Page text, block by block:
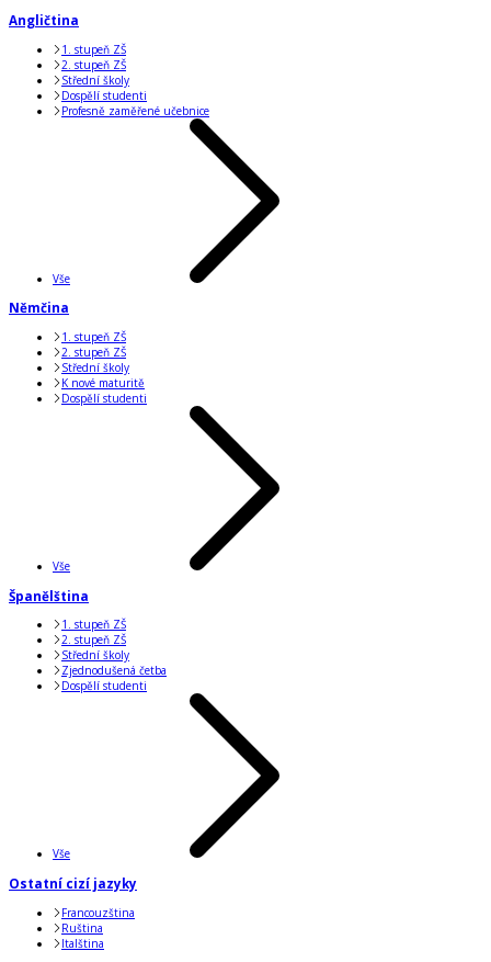
Angličtina
1. stupeň ZŠ
2. stupeň ZŠ
Střední školy
Dospělí studenti
Profesně zaměřené učebnice
Vše
Němčina
1. stupeň ZŠ
2. stupeň ZŠ
Střední školy
K nové maturitě
Dospělí studenti
Vše
Španělština
1. stupeň ZŠ
2. stupeň ZŠ
Střední školy
Zjednodušená četba
Dospělí studenti
Vše
Ostatní cizí jazyky
Francouzština
Ruština
Italština